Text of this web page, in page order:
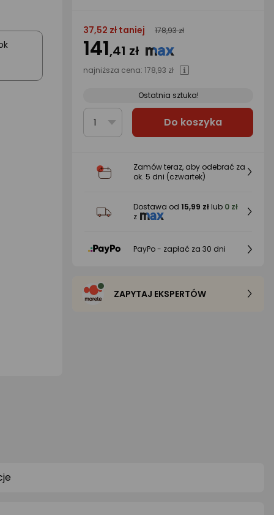
37,52 zł taniej 178,93 zł
141,41 zł
najniższa cena: 178,93 zł
Ostatnia sztuka!
1 Do koszyka
Zamów teraz, aby odebrać za
ok. 5 dni (czwartek)
Dostawa od 15,99 zł lub 0 zł
z
PayPo - zapłać za 30 dni
ZAPYTAJ EKSPERTÓW